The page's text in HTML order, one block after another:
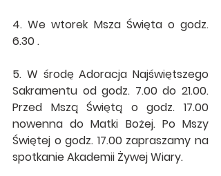
4. We wtorek Msza Święta o godz.
6.30 .
5. W środę Adoracja Najświętszego
Sakramentu od godz. 7.00 do 21.00.
Przed Mszą Świętą o godz. 17.00
nowenna do Matki Bożej. Po Mszy
Świętej o godz. 17.00 zapraszamy na
spotkanie Akademii Żywej Wiary.